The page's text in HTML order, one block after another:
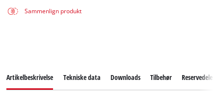
Sammenlign produkt
Artikelbeskrivelse Tekniske data Downloads Tilbehør Reservedele